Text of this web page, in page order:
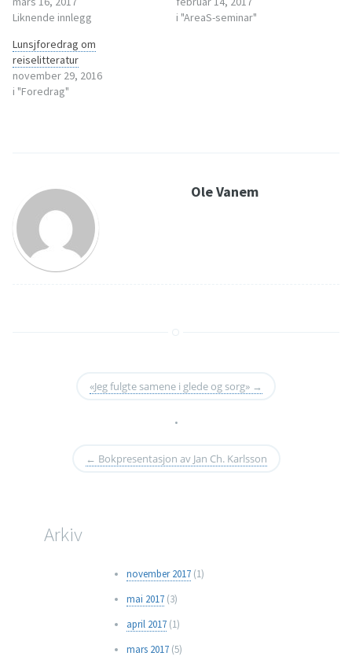
Liknende innlegg
i "AreaS-seminar"
Lunsjforedrag om
reiselitteratur
november 29, 2016
i "Foredrag"
Ole Vanem
«Jeg fulgte samene i glede og sorg» →
•
← Bokpresentasjon av Jan Ch. Karlsson
Arkiv
november 2017(1)
mai 2017(3)
april 2017(1)
mars 2017(5)